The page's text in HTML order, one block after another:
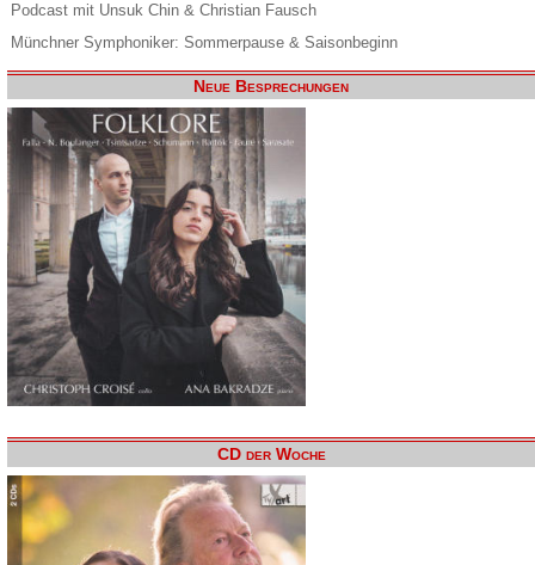
Podcast mit Unsuk Chin & Christian Fausch
Münchner Symphoniker: Sommerpause & Saisonbeginn
Neue Besprechungen
CD der Woche